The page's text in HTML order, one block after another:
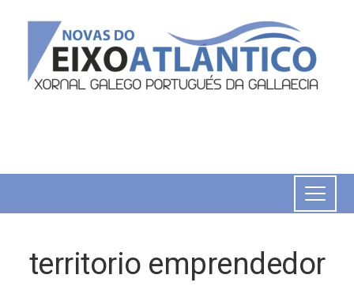
territorio emprendedor